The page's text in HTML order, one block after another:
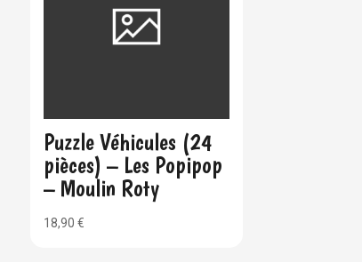
Puzzle Véhicules (24
pièces) – Les Popipop
– Moulin Roty
18,90€